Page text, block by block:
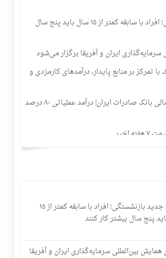
قانون جدید بازنشستگی؛ افراد با سابقه کمتر از ۱۵ سال باید پنج سال
ایران و آفریقا برگزار می‌شود
تمرکز بر منابع پایدار، درآمدهای کارمزدی و
تغییر مثبت در عملکرد مالی بانک صادرات ایران| درآمد عملیاتی ۸۰ درصد
اخیر
و توسعه محصولات دوستدار
صنف
نفری بانک صادرات ایران| حمایت از اقشار کم‌درآمد با
قانون جدید بازنشستگی؛ افراد با سابقه کمتر از ۱۵
پنج سال بیشتر کار کنند
بین‌المللی سرمایه‌گذاری ایران و آفریقا